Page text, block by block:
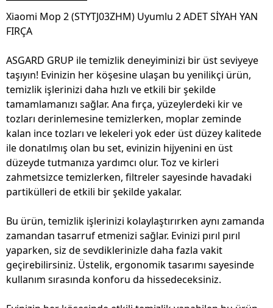
Xiaomi Mop 2 (STYTJ03ZHM) Uyumlu 2 ADET SİYAH YAN
FIRÇA
ASGARD GRUP ile temizlik deneyiminizi bir üst seviyeye
taşıyın! Evinizin her köşesine ulaşan bu yenilikçi ürün,
temizlik işlerinizi daha hızlı ve etkili bir şekilde
tamamlamanızı sağlar. Ana fırça, yüzeylerdeki kir ve
tozları derinlemesine temizlerken, moplar zeminde
kalan ince tozları ve lekeleri yok eder üst düzey kalitede
ile donatılmış olan bu set, evinizin hijyenini en üst
düzeyde tutmanıza yardımcı olur. Toz ve kirleri
zahmetsizce temizlerken, filtreler sayesinde havadaki
partikülleri de etkili bir şekilde yakalar.
Bu ürün, temizlik işlerinizi kolaylaştırırken aynı zamanda
zamandan tasarruf etmenizi sağlar. Evinizi pırıl pırıl
yaparken, siz de sevdiklerinizle daha fazla vakit
geçirebilirsiniz. Üstelik, ergonomik tasarımı sayesinde
kullanım sırasında konforu da hissedeceksiniz.